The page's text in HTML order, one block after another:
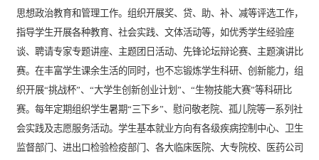
思想政治教育和管理工作。组织开展奖、贷、助、补、减等评选工作，
指导学生开展各种教育、社会实践、文体活动等，如优秀学生经验座
谈、聘请专家专题讲座、主题团日活动、先锋论坛辩论赛、主题演讲比
赛。在丰富学生课余生活的同时，也不忘锻炼学生科研、创新能力，组
织开展“挑战杯”、“大学生创新创业计划”、“生物技能大赛”等科研比
赛。每年定期组织学生暑期“三下乡”、慰问敬老院、孤儿院等一系列社
会实践及志愿服务活动。学生基本就业方向有各级疾病控制中心、卫生
监督部门、进出口检验检疫部门、各大临床医院、大专院校、医药公司